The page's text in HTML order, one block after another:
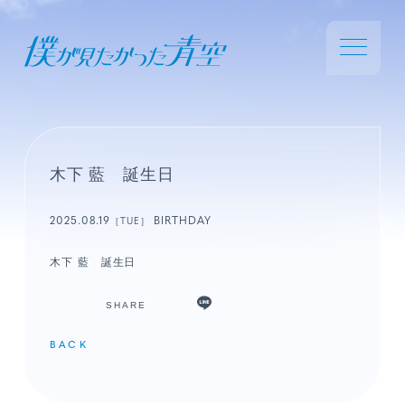
木下 藍 誕生日
2025.08.19 ［TUE］ BIRTHDAY
木下 藍 誕生日
SHARE
BACK